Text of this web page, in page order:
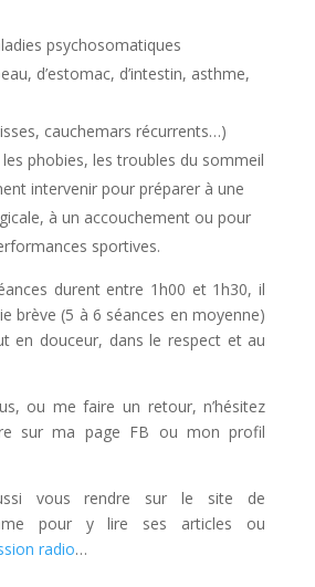
psychosomatiques
d’estomac, d’intestin, asthme,
cauchemars récurrents…)
phobies, les troubles du sommeil
intervenir pour préparer à une
à un accouchement ou pour
sportives.
durent entre 1h00 et 1h30, il
brève (5 à 6 séances en moyenne)
en douceur, dans le respect et au
ou me faire un retour, n’hésitez
sur ma page FB ou mon profil
vous rendre sur le site de
pour y lire ses articles ou
radio…